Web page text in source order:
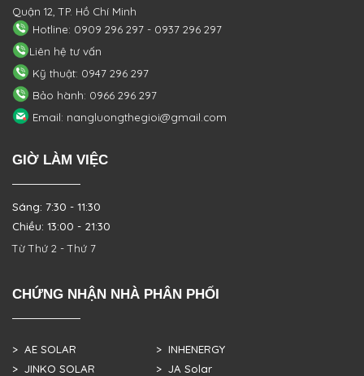
Quận 12, TP. Hồ Chí Minh
Hotline: 0909 296 297 - 0937 296 297
Liên hệ tư vấn
Kỹ thuật: 0947 296 297
Bảo hành: 0966 296 297
Email: nangluongthegioi@gmail.com
GIỜ LÀM VIỆC
Sáng: 7:30 - 11:30
Chiều: 13:00 - 21:30
Từ Thứ 2 - Thứ 7
CHỨNG NHẬN NHÀ PHÂN PHỐI
> AE SOLAR
> JINKO SOLAR
> INHENERGY
> JA Solar